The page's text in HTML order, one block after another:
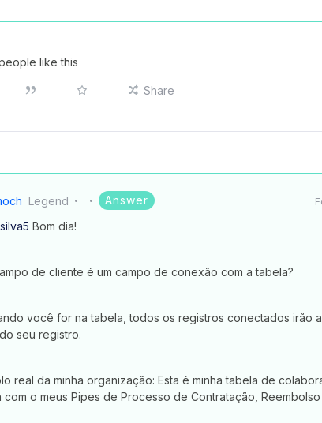
like this
Share
Legend Answer
Bom dia!
de cliente é um campo de conexão com a tabela?
você for na tabela, todos os registros conectados irão
seu registro.
real da minha organização: Esta é minha tabela de
o meus Pipes de Processo de Contratação,